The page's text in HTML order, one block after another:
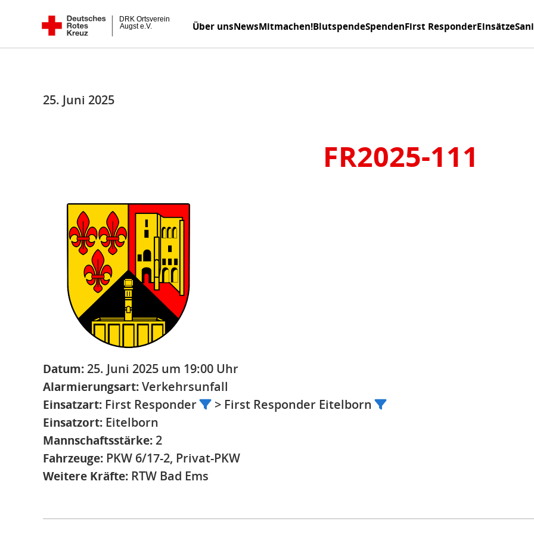
DRK Ortsverein Augst e.V. Über unsNewsMitmachen!BlutspendeSpendenFirst ResponderEinsätze
25. Juni 2025
FR2025-111
Datum:25. Juni 2025 um 19:00 Uhr
Alarmierungsart:Verkehrsunfall
Einsatzart: First Responder
> First Responder Eitelborn
Einsatzort: Eitelborn
Mannschaftsstärke:2
Fahrzeuge: PKW 6/17-2, Privat-PKW
Weitere Kräfte: RTW Bad Ems